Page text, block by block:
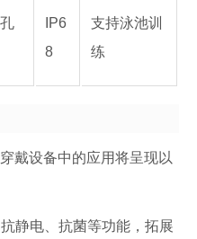
IP6
8
支持泳池训
练
戴设备中的应用将呈现以
静电、抗菌等功能，拓展